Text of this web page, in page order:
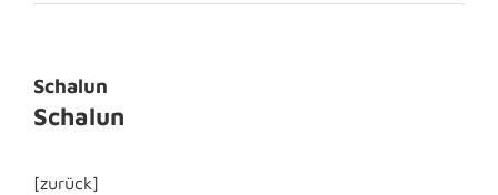
Schalun
Schalun
[zurück]